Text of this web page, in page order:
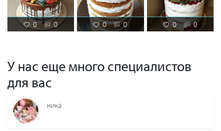
0 0 0 0 0 0
У нас еще много специалистов
для вас
ника